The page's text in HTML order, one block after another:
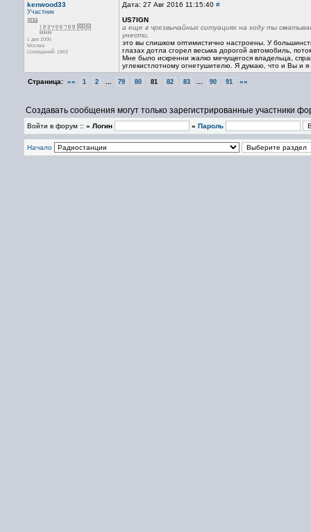
kenwood33
Участник
с дек 2005
Москва
Сообщений: 1863
Дата: 27 Авг 2016 11:15:40 #
US7IGN
а еще в чрезвычайных ситуациях на ходу ты
унести,
это вы слишком оптимистично настроены. У
глазах дотла сгорел весьма дорогой автомобиль,
Мне было искренни жалко мечущегося владельца,
углекистлотному огнетушителю. Я думаю, что и Вы и я
Страница: «« 1 2 79 80 81 82 83 90 91 »»
Создавать сообщения могут только зарегистрированные участники
Войти в форум :: » Логин » Пароль
Начало